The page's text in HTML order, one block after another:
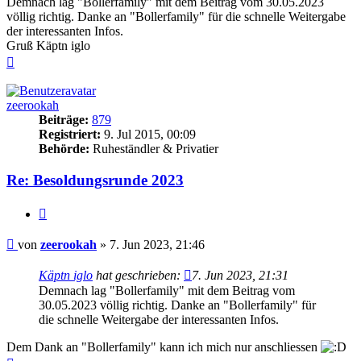
völlig richtig. Danke an "Bollerfamily" für die schnelle Weitergabe
der interessanten Infos.
Gruß Käptn iglo
zeerookah
Beiträge: 879
Registriert: 9. Jul 2015, 00:09
Behörde: Ruheständler & Privatier
Re: Besoldungsrunde 2023
Beitrag
von zeerookah » 7. Jun 2023, 21:46
Käptn iglo hat geschrieben:
7. Jun 2023, 21:31
Demnach lag "Bollerfamily" mit dem Beitrag vom
30.05.2023 völlig richtig. Danke an "Bollerfamily" für
die schnelle Weitergabe der interessanten Infos.
Dem Dank an "Bollerfamily" kann ich mich nur anschliessen